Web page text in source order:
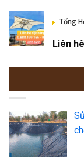
Tổng
Liên hê